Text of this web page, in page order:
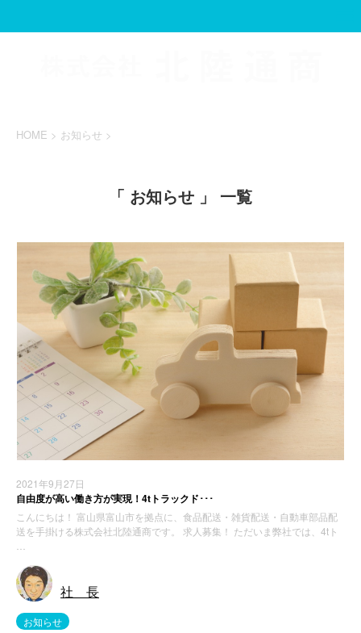
HOME > お知らせ >
「 お知らせ 」 一覧
2021年9月27日
自由度が高い働き方が実現！4tトラックド･･･
こんにちは！ 富山県富山市を拠点に、食品配送・雑貨配送・自動車部品配
送を手掛ける株式会社北陸通商です。 求人募集！ ただいま弊社では、4tト
社 長
お知らせ